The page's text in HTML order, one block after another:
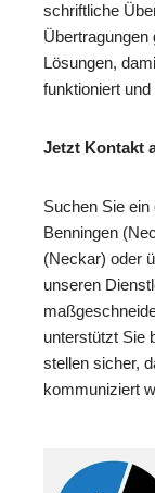
schriftliche
Übertragungen
Lösungen,
funktioniert
Jetzt Kontakt
Suchen Sie
Benningen
(Neckar) oder
unseren
unterstützt Sie
stellen sicher,
kommuniziert